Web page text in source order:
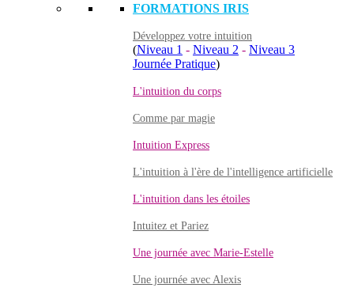
FORMATIONS IRIS
Développez votre intuition
(Niveau 1 - Niveau 2 - Niveau 3
Journée Pratique)
L'intuition du corps
Comme par magie
Intuition Express
L'intuition à l'ère de l'intelligence artificielle
L'intuition dans les étoiles
Intuitez et Pariez
Une journée avec Marie-Estelle
Une journée avec Alexis